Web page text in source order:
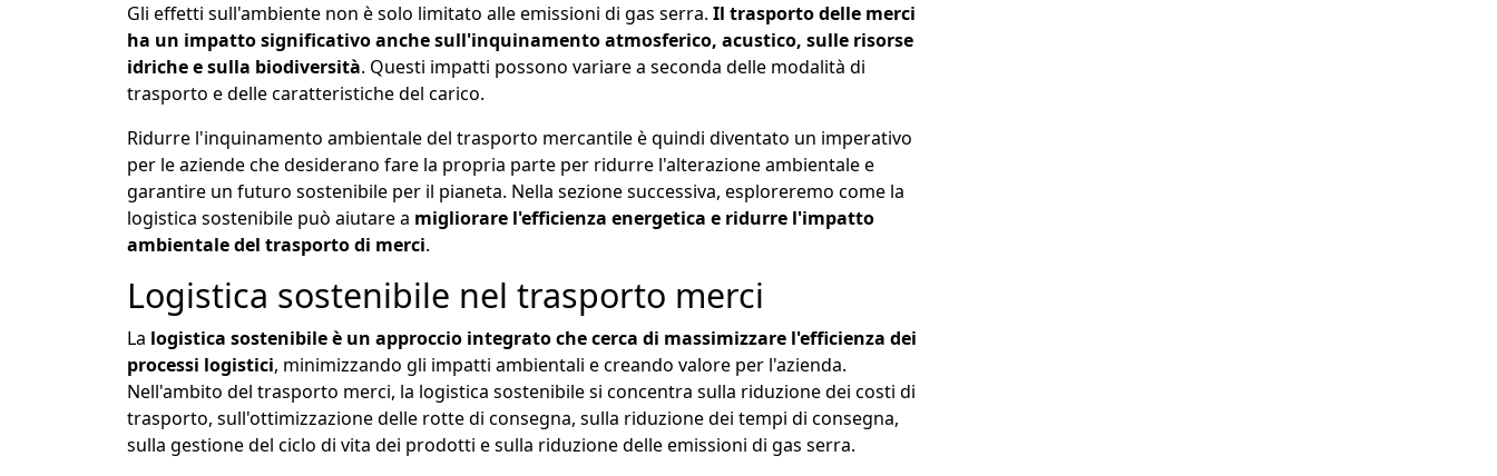
Gli effetti sull'ambiente non è solo limitato alle emissioni di gas serra. Il trasporto delle merci
ha un impatto significativo anche sull'inquinamento atmosferico, acustico, sulle risorse
idriche e sulla biodiversità. Questi impatti possono variare a seconda delle modalità di
trasporto e delle caratteristiche del carico.
Ridurre l'inquinamento ambientale del trasporto mercantile è quindi diventato un imperativo
per le aziende che desiderano fare la propria parte per ridurre l'alterazione ambientale e
garantire un futuro sostenibile per il pianeta. Nella sezione successiva, esploreremo come la
logistica sostenibile può aiutare a migliorare l'efficienza energetica e ridurre l'impatto
ambientale del trasporto di merci.
Logistica sostenibile nel trasporto merci
La logistica sostenibile è un approccio integrato che cerca di massimizzare l'efficienza dei
processi logistici, minimizzando gli impatti ambientali e creando valore per l'azienda.
Nell'ambito del trasporto merci, la logistica sostenibile si concentra sulla riduzione dei costi di
trasporto, sull'ottimizzazione delle rotte di consegna, sulla riduzione dei tempi di consegna,
sulla gestione del ciclo di vita dei prodotti e sulla riduzione delle emissioni di gas serra.